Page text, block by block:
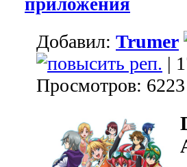
приложения
Добавил: Trumer
|
Просмотров: 6223